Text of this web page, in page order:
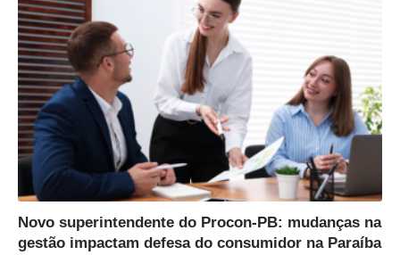
Novo superintendente do Procon-PB: mudanças na
gestão impactam defesa do consumidor na Paraíba